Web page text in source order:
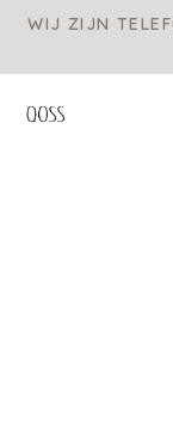
WIJ ZIJN